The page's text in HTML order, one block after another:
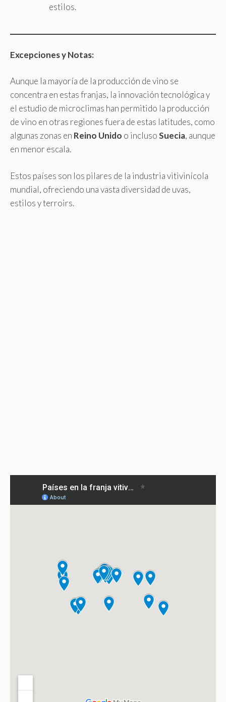
estilos.
Excepciones y Notas:
Aunque la mayoría de la producción de vino se
concentra en estas franjas, la innovación tecnológica y
el estudio de microclimas han permitido la producción
de vino en otras regiones fuera de estas latitudes, como
algunas zonas en Reino Unido o inclusoSuecia, aunque
en menor escala.
Estos países son los pilares de la industria vitivinícola
mundial, ofreciendo una vasta diversidad de uvas,
estilos y terroirs.